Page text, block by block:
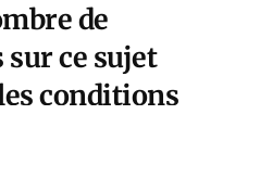
de
ce sujet
conditions